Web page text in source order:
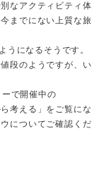
なアクティビティ体
までにない上質な旅
になるそうです。
段のようですが、い
で開催中の
考える」をご覧にな
についてご確認くだ